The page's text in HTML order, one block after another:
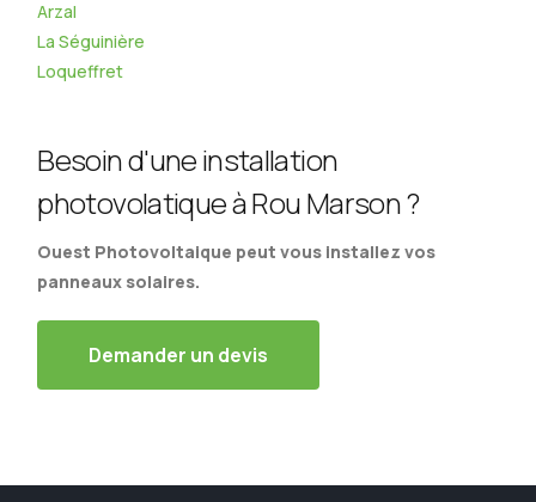
Arzal
La Séguinière
Loqueffret
Besoin d'une installation
photovolatique à Rou Marson ?
Ouest Photovoltaique peut vous installez vos
panneaux solaires.
Demander un devis